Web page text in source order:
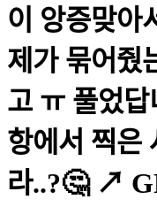
이 앙증맞아
제가 묶어줬
고 ㅠ 풀었
항에서 찍은
라..?🤔 ↗️